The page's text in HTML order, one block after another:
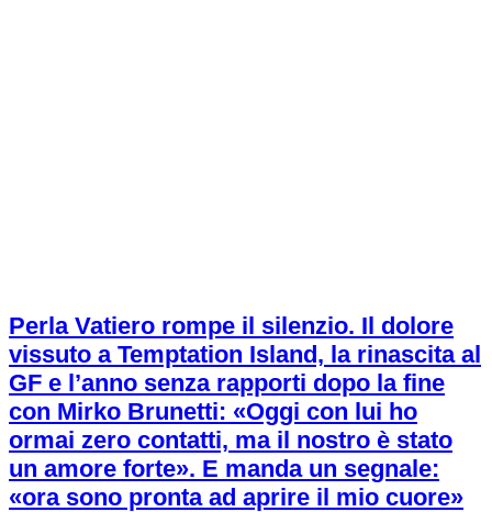
Perla Vatiero rompe il silenzio. Il dolore
vissuto a Temptation Island, la rinascita al
GF e l’anno senza rapporti dopo la fine
con Mirko Brunetti: «Oggi con lui ho
ormai zero contatti, ma il nostro è stato
un amore forte». E manda un segnale:
«ora sono pronta ad aprire il mio cuore»